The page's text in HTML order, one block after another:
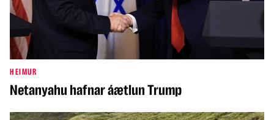
HEIMUR
Netanyahu hafnar áætlun Trump